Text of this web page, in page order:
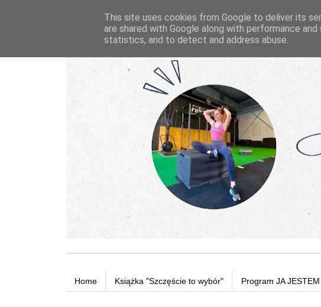
Home Książka "Szczęście to wybór" Program JA
This site uses cookies from Google to deliver its
are shared with Google along with performance
statistics, and to detect and address abuse.